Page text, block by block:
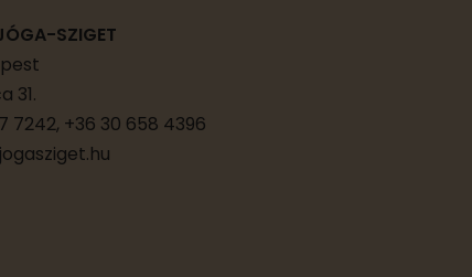
SZIGET
31.
7242, +36 30 658 4396